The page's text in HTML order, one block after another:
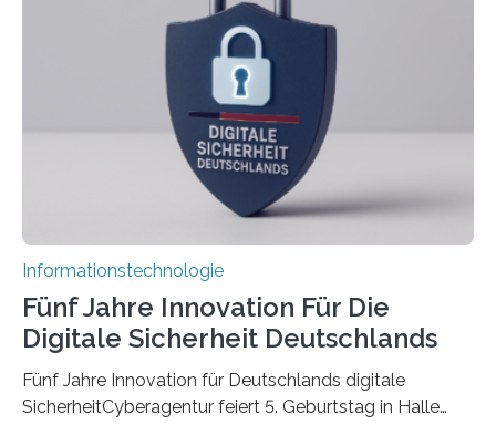
Promovierende im Rahmen von CAVECORE mit
kognitiven Robotern beschäftigen – also mit Robotern,
die mittels Sensoren ihre Umgebung erfassen,
Informationen verarbeiten und häufig auch mit…
Informationstechnologie
Fünf Jahre Innovation Für Die
Digitale Sicherheit Deutschlands
Fünf Jahre Innovation für Deutschlands digitale
SicherheitCyberagentur feiert 5. Geburtstag in Halle